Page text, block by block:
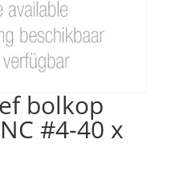
bolkop
#4-40 x